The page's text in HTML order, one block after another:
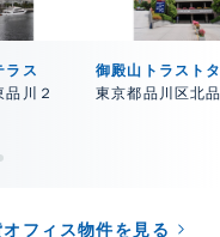
ラス
川２
御殿山トラスト
東京都品川区北
フィス物件を見る